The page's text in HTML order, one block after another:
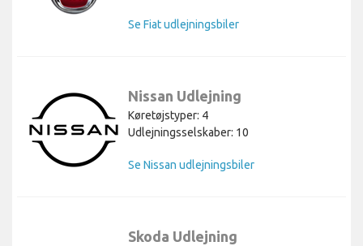
Se Fiat udlejningsbiler
Nissan Udlejning
Køretøjstyper: 4
Udlejningsselskaber: 10
Se Nissan udlejningsbiler
Skoda Udlejning